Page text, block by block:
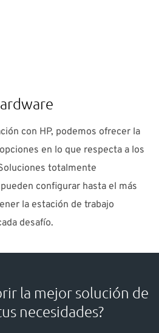
con HP, podemos ofrecer la
en lo que respecta a los
totalmente
configurar hasta el más
la estación de trabajo
desafío.
la mejor solución de
necesidades?